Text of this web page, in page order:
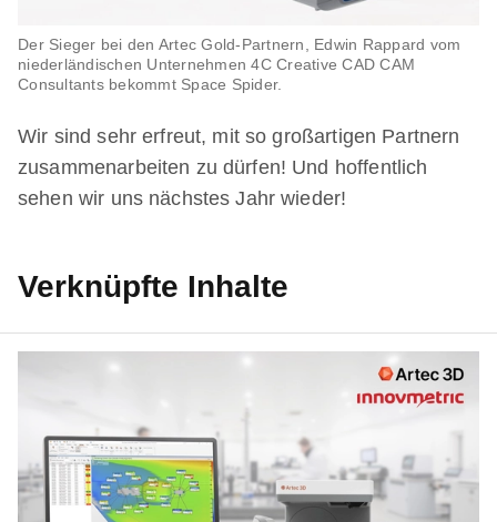
Der Sieger bei den Artec Gold-Partnern, Edwin Rappard vom
niederländischen Unternehmen 4C Creative CAD CAM
Consultants bekommt Space Spider.
Wir sind sehr erfreut, mit so großartigen Partnern
zusammenarbeiten zu dürfen! Und hoffentlich
sehen wir uns nächstes Jahr wieder!
Verknüpfte Inhalte